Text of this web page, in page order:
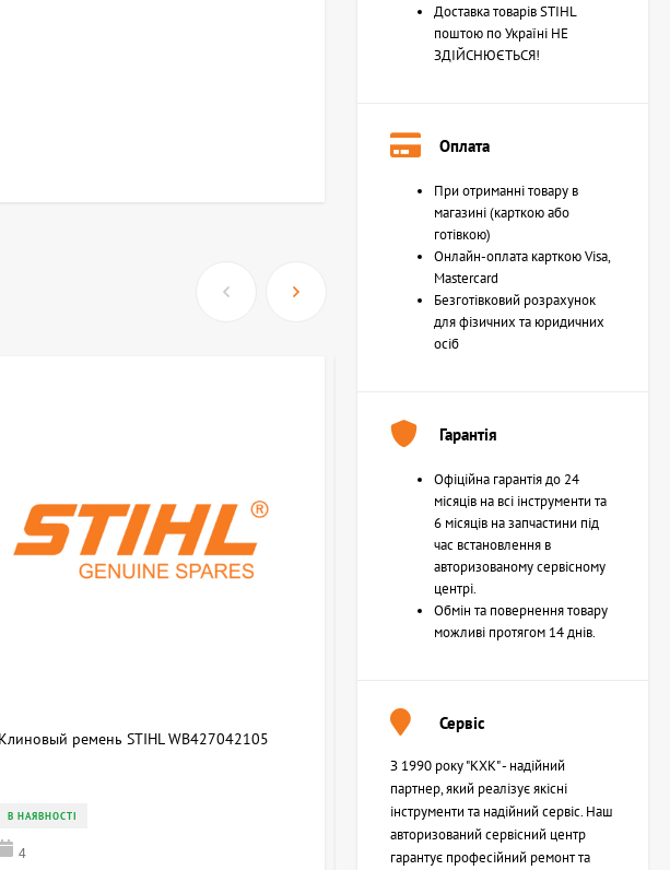
Клиновый ремень STIHL WB427042105
В НАЯВНОСТІ
4
Возвратная пружина STIHL (Z000013Z000)
В НАЯВНОСТІ
4
Доставка товарів STIHL
поштою по Україні НЕ
ЗДІЙСНЮЄТЬСЯ!
Оплата
При отриманні товару в
магазині (карткою або
готівкою)
Онлайн-оплата карткою Visa,
Mastercard
Безготівковий розрахунок
для фізичних та юридичних
осіб
Гарантія
Офіційна гарантія до 24
місяців на всі інструменти та
6 місяців на запчастини під
час встановлення в
авторизованому сервісному
центрі.
Обмін та повернення товару
можливі протягом 14 днів.
Сервіс
З 1990 року "КХК" - надійний
партнер, який реалізує якісні
інструменти та надійний сервіс. Наш
авторизований сервісний центр
гарантує професійний ремонт та